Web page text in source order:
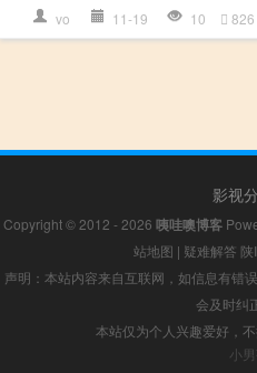
vo 11-19 10 826
影视
Copyright © 2012 - 2026 咦哇噢博客
站地图 | 疑难解答
声明：本站内容来自互联网，如信息有错
会及时纠
本站仅为个人兴趣爱好，
小